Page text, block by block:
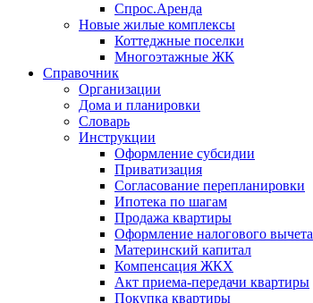
Спрос.Аренда
Новые жилые комплексы
Коттеджные поселки
Многоэтажные ЖК
Справочник
Организации
Дома и планировки
Словарь
Инструкции
Оформление субсидии
Приватизация
Согласование перепланировки
Ипотека по шагам
Продажа квартиры
Оформление налогового вычета
Материнский капитал
Компенсация ЖКХ
Акт приема-передачи квартиры
Покупка квартиры